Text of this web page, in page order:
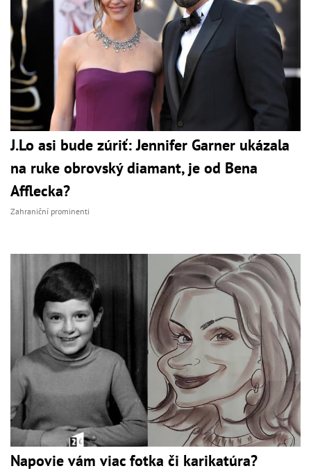
J.Lo asi bude zúriť: Jennifer Garner ukázala
na ruke obrovský diamant, je od Bena
Afflecka?
Zahraniční prominenti
Napovie vám viac fotka či karikatúra?